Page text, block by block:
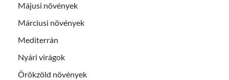
Májusi növények
Márciusi növények
Mediterrán
Nyári virágok
Örökzöld növények